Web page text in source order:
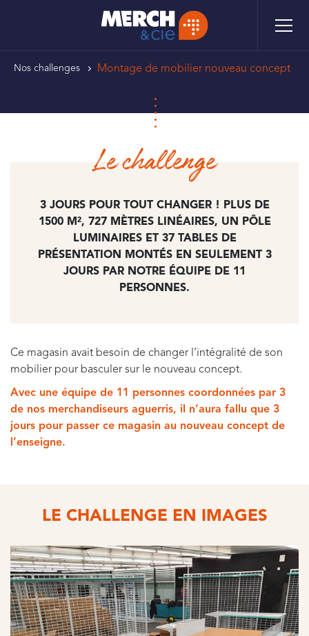
FIL
Nos challenges Montage de mobilier nouveau concept
Le challenge
3 JOURS POUR TOUT CHANGER ! PLUS DE
1500 M², 727 MÈTRES LINÉAIRES, UN PÔLE
LUMINAIRES ET 37 TABLES DE
PRÉSENTATION MONTÉS EN SEULEMENT 3
JOURS PAR NOTRE ÉQUIPE DE 11
PERSONNES.
Ce magasin avait besoin de changer l’intégralité de son
mobilier pour basculer sur le nouveau concept.
Avec une équipe de 11 personnes coordonnées par 3
de nos merchandiseurs aguerris, il n’aura fallu que 3
jours pour passer ce magasin au nouveau concept de
l’enseigne.
LE CHALLENGE EN IMAGES
Panneau de gestion des cookies